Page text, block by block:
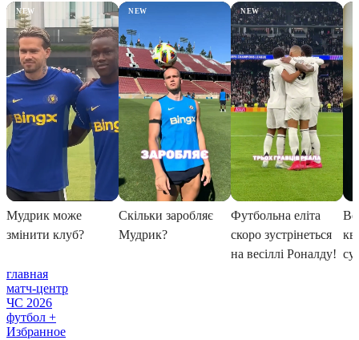
главная
матч-центр
ЧС 2026
футбол +
Избранное